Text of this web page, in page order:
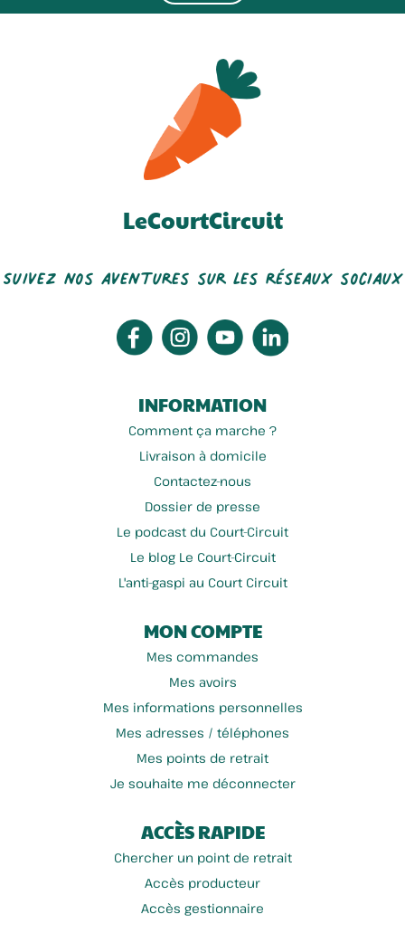
LeCourtCircuit
Suivez nos aventures sur les réseaux sociaux
INFORMATION
Comment ça marche ?
Livraison à domicile
Contactez-nous
Dossier de presse
Le podcast du Court-Circuit
Le blog Le Court-Circuit
L'anti-gaspi au Court Circuit
MON COMPTE
Mes commandes
Mes avoirs
Mes informations personnelles
Mes adresses / téléphones
Mes points de retrait
Je souhaite me déconnecter
ACCÈS RAPIDE
Chercher un point de retrait
Accès producteur
Accès gestionnaire